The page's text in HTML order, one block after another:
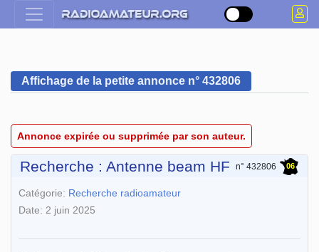
Affichage de la petite annonce n° 432806
Annonce expirée ou supprimée par son auteur.
Recherche : Antenne beam HF n° 432806 06
Catégorie: Recherche radioamateur
Date: 2 juin 2025